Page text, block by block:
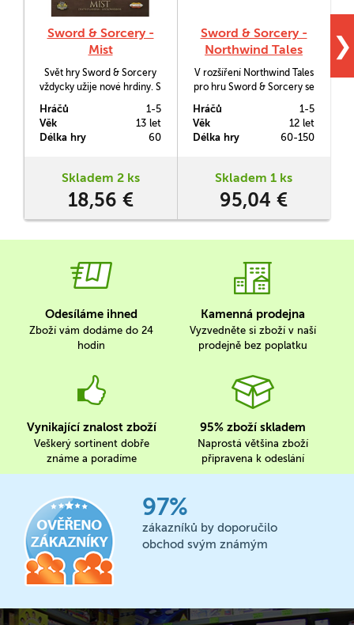
Sword & Sorcery -
Mist
Svět hry Sword & Sorcery
vždycky užije nové hrdiny. S
moci do této série přidat
další mocnou postavu.
Hráčů
1-5
Věk
13 let
Délka hry
60
Skladem 2 ks
18,56 €
Sword & Sorcery -
Northwind Tales
V rozšíření Northwind Tales
pro hru Sword & Sorcery se
zužovaných mrazivým
větrem a sněhem, aby se
tam postavili obávané
vede dobyvatl zvaný Wotan.
Yggdrasil, což je strom,
Hráčů
1-5
Věk
12 let
Délka hry
60-150
Skladem 1 ks
95,04 €
❯
Odesíláme ihned
Zboží vám dodáme do 24
hodin
Kamenná prodejna
Vyzvedněte si zboží v naší
prodejně bez poplatku
Vynikající znalost zboží
Veškerý sortinent dobře
známe a poradíme
95% zboží skladem
Naprostá většina zboží
připravena k odeslání
97%
zákazníků by doporučilo
obchod svým známým